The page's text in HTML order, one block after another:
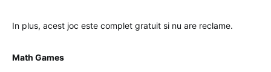
In plus, acest joc este complet gratuit si nu are reclame.
Math Games